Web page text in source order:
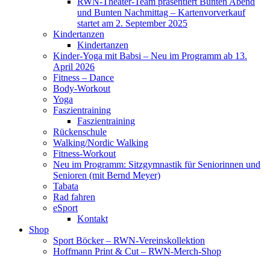
und Bunten Nachmittag – Kartenvorverkauf
startet am 2. September 2025
Kindertanzen
Kindertanzen
Kinder-Yoga mit Babsi – Neu im Programm ab 13.
April 2026
Fitness – Dance
Body-Workout
Yoga
Faszientraining
Faszientraining
Rückenschule
Walking/Nordic Walking
Fitness-Workout
Neu im Programm: Sitzgymnastik für Seniorinnen und
Senioren (mit Bernd Meyer)
Tabata
Rad fahren
eSport
Kontakt
Shop
Sport Böcker – RWN-Vereinskollektion
Hoffmann Print & Cut – RWN-Merch-Shop